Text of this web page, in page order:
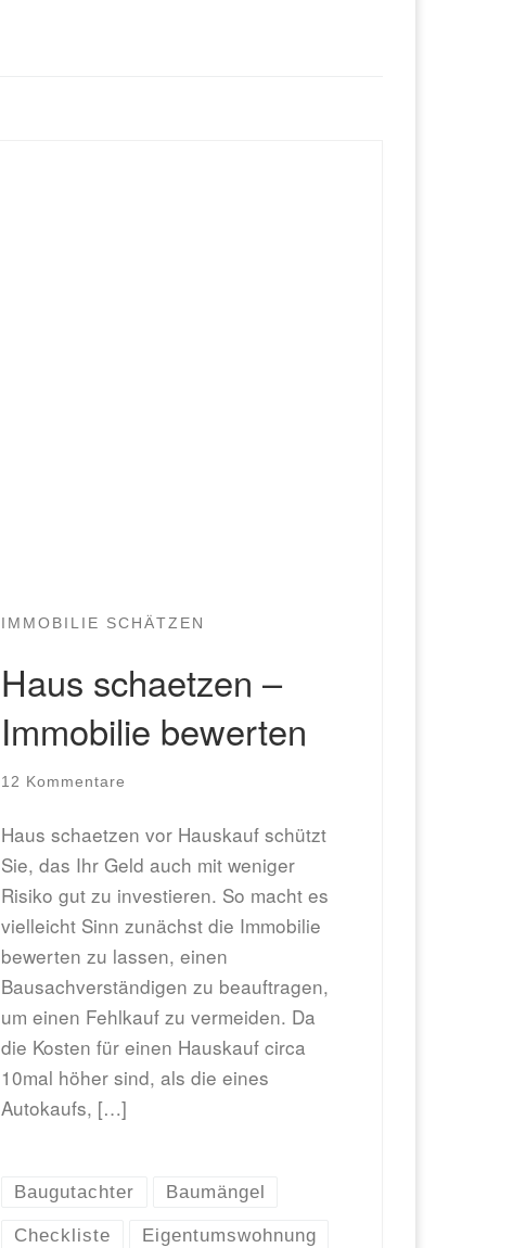
IMMOBILIE SCHÄTZEN
Haus schaetzen –
Immobilie bewerten
12 Kommentare
Haus schaetzen vor Hauskauf schützt
Sie, das Ihr Geld auch mit weniger
Risiko gut zu investieren. So macht es
vielleicht Sinn zunächst die Immobilie
bewerten zu lassen, einen
Bausachverständigen zu beauftragen,
um einen Fehlkauf zu vermeiden. Da
die Kosten für einen Hauskauf circa
10mal höher sind, als die eines
Autokaufs, […]
Baugutachter Baumängel
Checkliste Eigentumswohnung